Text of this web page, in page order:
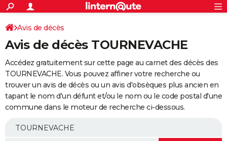
ACTUALITÉS
Politique
Société
Faits Divers
Education
Monde
Villes
+
SPORT
Coupe du monde 2026
Football
Tennis
Cyclisme
Rugby
Forum
Programme TV
TNT
Streaming
Cinéma
Sorties cinéma
Musique
+
FINANCE
Retraite
Epargne
Immobilier
Risques naturels par ville
Assurance
AUTO
Essais
Réserver un essai
Citadines
Berlines
SUV
Forum auto
+
Mobiles
Meilleur smartphone
Internet
Ordinateurs
Jeux vidéo
Guide high-tech
Avis de décès
Avis de décès TOURNEVACHE
Accédez gratuitement sur cette page au carnet des décès des
TOURNEVACHE. Vous pouvez affiner votre recherche ou
trouver un avis de décès ou un avis d'obsèques plus ancien en
tapant le nom d'un défunt et/ou le nom ou le code postal d'une
commune dans le moteur de recherche ci-dessous.